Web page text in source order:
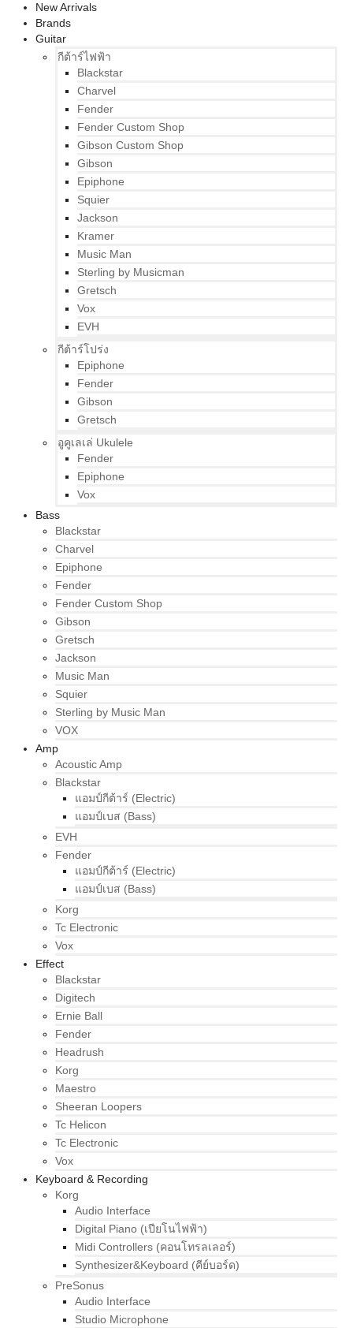
New Arrivals
Brands
Guitar
กีต้าร์ไฟฟ้า
Blackstar
Charvel
Fender
Fender Custom Shop
Gibson Custom Shop
Gibson
Epiphone
Squier
Jackson
Kramer
Music Man
Sterling by Musicman
Gretsch
Vox
EVH
กีต้าร์โปร่ง
Epiphone
Fender
Gibson
Gretsch
อูคูเลเล่ Ukulele
Fender
Epiphone
Vox
Bass
Blackstar
Charvel
Epiphone
Fender
Fender Custom Shop
Gibson
Gretsch
Jackson
Music Man
Squier
Sterling by Music Man
VOX
Amp
Acoustic Amp
Blackstar
แอมป์กีต้าร์ (Electric)
แอมป์เบส (Bass)
EVH
Fender
แอมป์กีต้าร์ (Electric)
แอมป์เบส (Bass)
Korg
Tc Electronic
Vox
Effect
Blackstar
Digitech
Ernie Ball
Fender
Headrush
Korg
Maestro
Sheeran Loopers
Tc Helicon
Tc Electronic
Vox
Keyboard & Recording
Korg
Audio Interface
Digital Piano (เปียโนไฟฟ้า)
Midi Controllers (คอนโทรลเลอร์)
Synthesizer&Keyboard (คีย์บอร์ด)
PreSonus
Audio Interface
Studio Microphone